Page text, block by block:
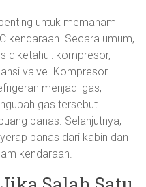
untuk memahami
kendaraan. Secara umum,
diketahui: kompresor,
valve. Kompresor
menjadi gas,
gas tersebut
panas. Selanjutnya,
panas dari kabin dan
kendaraan.